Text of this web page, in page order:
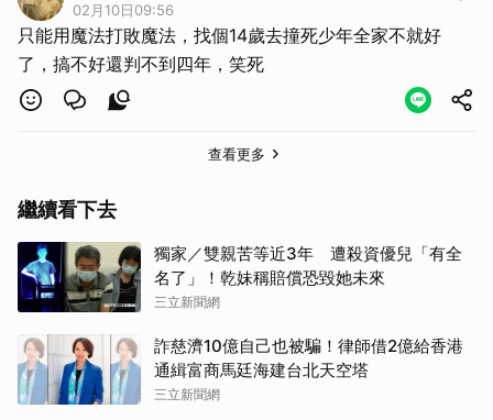
02月10日09:56
只能用魔法打敗魔法，找個14歲去撞死少年全家不就好
了，搞不好還判不到四年，笑死
查看更多
繼續看下去
獨家／雙親苦等近3年 遭殺資優兒「有全
名了」！乾妹稱賠償恐毀她未來
三立新聞網
詐慈濟10億自己也被騙！律師借2億給香港
通緝富商馬廷海建台北天空塔
三立新聞網